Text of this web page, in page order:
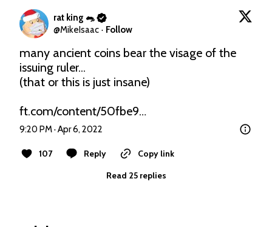
rat king 🐀
@MikeIsaac · Follow
many ancient coins bear the visage of the
issuing ruler...
(that or this is just insane)
ft.com/content/50fbe9…
9:20 PM · Apr 6, 2022
107 Reply
Copy link
Read 25 replies